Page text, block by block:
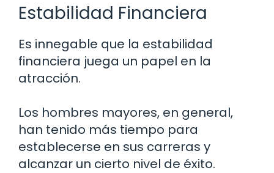
Estabilidad Financiera
Es innegable que la estabilidad
financiera juega un papel en la
atracción.
Los hombres mayores, en general,
han tenido más tiempo para
establecerse en sus carreras y
alcanzar un cierto nivel de éxito.